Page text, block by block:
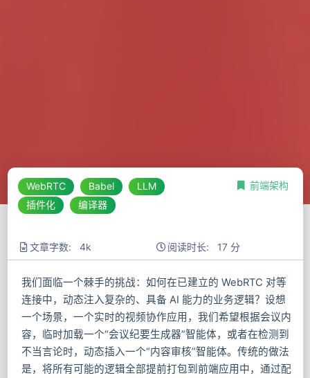
WebRTC Babel
LLM
插件化
编译器
前端架构
文章字数: 4k 阅读时长: 17 分
我们面临一个棘手的挑战：如何在已建立的 WebRTC 对等
连接中，动态注入复杂的、具备 AI 能力的业务逻辑？设想
一个场景，一个实时的视频协作应用，我们希望根据会议内
容，临时加载一个“会议纪要生成器”智能体，或者在检测到
不当言论时，动态插入一个“内容审核”智能体。传统的做法
是，将所有可能的逻辑全部提前打包到前端应用中，通过配